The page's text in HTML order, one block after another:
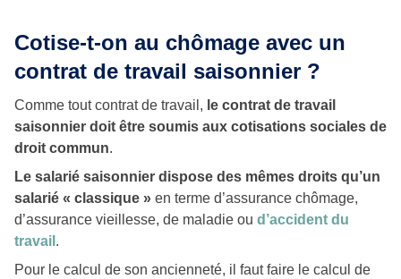
Cotise-t-on au chômage avec un
contrat de travail saisonnier ?
Comme tout contrat de travail, le contrat de travail
saisonnier doit être soumis aux cotisations sociales de
droit commun.
Le salarié saisonnier dispose des mêmes droits qu’un
salarié « classique » en terme d’assurance chômage,
d’assurance vieillesse, de maladie ou d’accident du
travail .
Pour le calcul de son ancienneté, il faut faire le calcul de